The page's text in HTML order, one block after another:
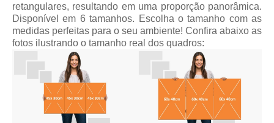
retangulares, resultando em uma proporção panorâmica.
Disponível em 6 tamanhos. Escolha o tamanho com as
medidas perfeitas para o seu ambiente! Confira abaixo as
fotos ilustrando o tamanho real dos quadros: